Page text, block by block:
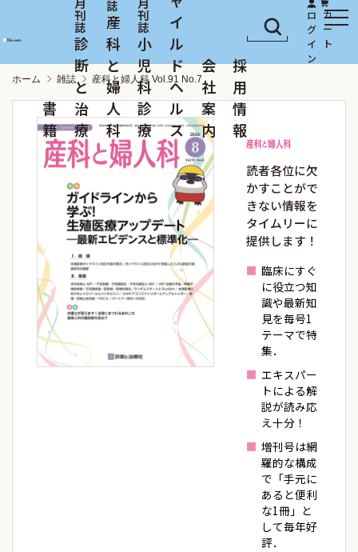
書
籍
診
断
と
治
療
産
科
と
婦
人
科
小
児
科
診
療
イ
ル
ド
ヘ
ル
ス
会
社
案
内
採
用
情
報
ホーム 雑誌 産科と婦人科 Vol.91 No.7
読者各位に欠
かすことがで
きない情報を
タイムリーに
提供します！
臨床にすぐ
に役立つ知
識や最新知
見を毎号1
テーマで特
集．
エキスパー
トによる解
説が読み応
え十分！
増刊号は網
羅的な構成
で「手元に
あると便利
な1冊」と
して毎年好
評．